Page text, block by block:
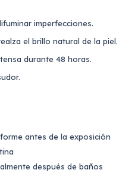
imperfecciones.
el brillo natural de la piel.
durante 48 horas.
antes de la exposición
después de baños